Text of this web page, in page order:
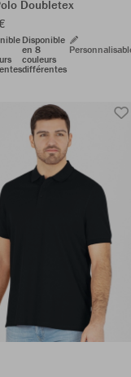
Doubletex
Disponible
en 8
couleurs
différentes